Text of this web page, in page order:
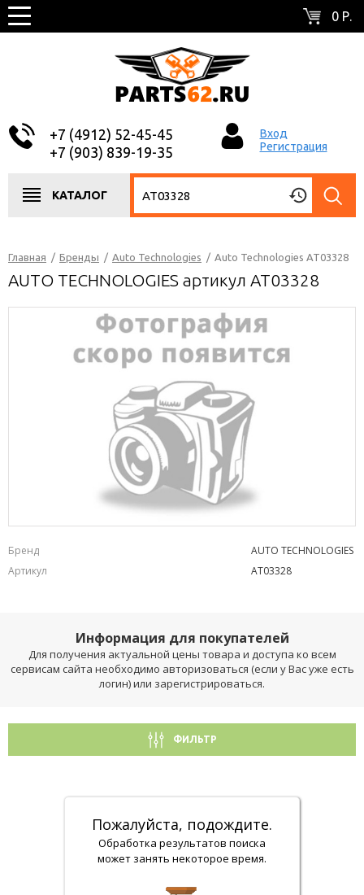
0 Р.
+7 (4912) 52-45-45
+7 (903) 839-19-35
Вход
Регистрация
КАТАЛОГ
Главная / Бренды / Auto Technologies / Auto Technologies AT03328
AUTO TECHNOLOGIES артикул AT03328
Бренд
AUTO TECHNOLOGIES
Артикул
AT03328
Информация для покупателей
Для получения актуальной цены товара и доступа ко всем
сервисам сайта необходимо авторизоваться (если у Вас уже есть
логин) или зарегистрироваться.
ФИЛЬТР
Пожалуйста, подождите.
Обработка результатов поиска
может занять некоторое время.